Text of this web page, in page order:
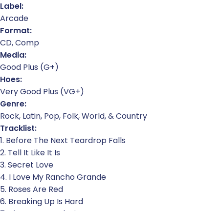
Label:
Arcade
Format:
CD, Comp
Media:
Good Plus (G+)
Hoes:
Very Good Plus (VG+)
Genre:
Rock, Latin, Pop, Folk, World, & Country
Tracklist:
1. Before The Next Teardrop Falls
2. Tell It Like It Is
3. Secret Love
4. I Love My Rancho Grande
5. Roses Are Red
6. Breaking Up Is Hard